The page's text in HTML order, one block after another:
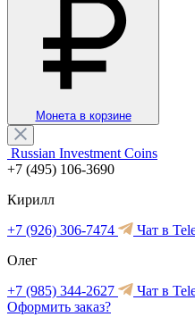
Монета в корзине
Russian Investment Coins
+7 (495) 106-3690
Кирилл
+7 (926) 306-7474
Чат в
Олег
+7 (985) 344-2627
Чат в
Оформить заказ?